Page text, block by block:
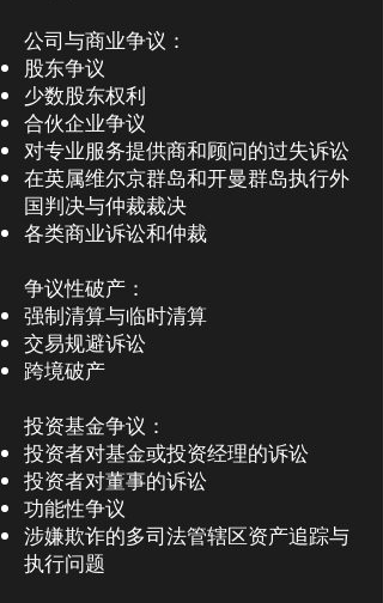
公司与商业争议：
股东争议
少数股东权利
合伙企业争议
对专业服务提供商和顾问的过失诉讼
在英属维尔京群岛和开曼群岛执行外
国判决与仲裁裁决
各类商业诉讼和仲裁
争议性破产：
强制清算与临时清算
交易规避诉讼
跨境破产
投资基金争议：
投资者对基金或投资经理的诉讼
投资者对董事的诉讼
功能性争议
涉嫌欺诈的多司法管辖区资产追踪与
执行问题